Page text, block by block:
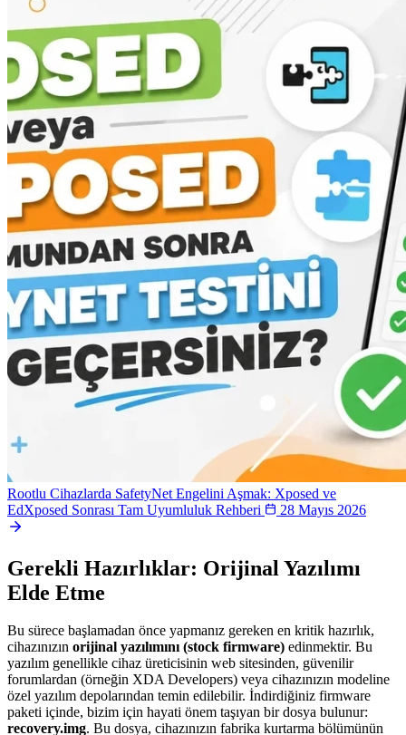
Rootlu Cihazlarda SafetyNet Engelini Aşmak: Xposed ve
EdXposed Sonrası Tam Uyumluluk Rehberi
28 Mayıs 2026
Gerekli Hazırlıklar: Orijinal Yazılımı
Elde Etme
Bu sürece başlamadan önce yapmanız gereken en kritik hazırlık,
cihazınızın orijinal yazılımını (stock firmware) edinmektir. Bu
yazılım genellikle cihaz üreticisinin web sitesinden, güvenilir
forumlardan (örneğin XDA Developers) veya cihazınızın modeline
özel yazılım depolarından temin edilebilir. İndirdiğiniz firmware
paketi içinde, bizim için hayati önem taşıyan bir dosya bulunur:
recovery.img. Bu dosya, cihazınızın fabrika kurtarma bölümünün